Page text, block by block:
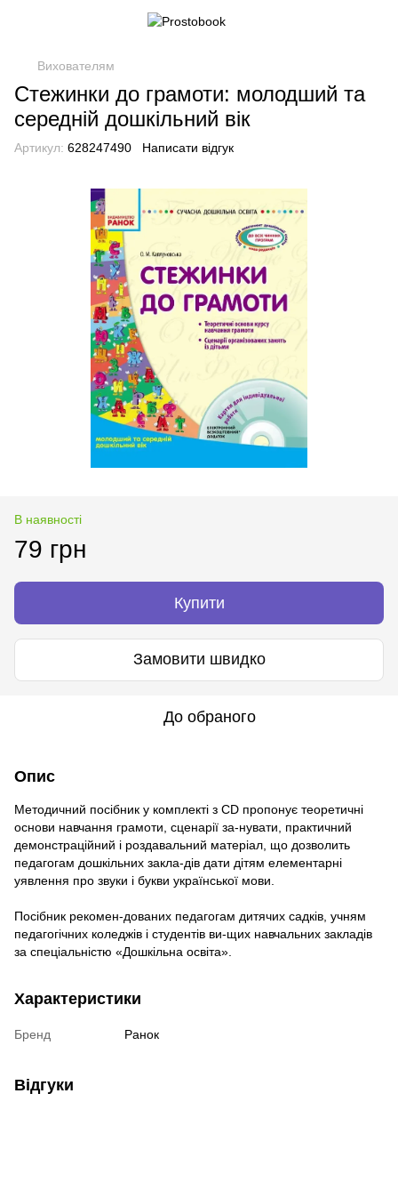
Вихователям
Стежинки до грамоти: молодший та
середній дошкільний вік
Артикул: 628247490 Написати відгук
В наявності
79 грн
Купити
Замовити швидко
До обраного
Опис
Методичний посібник у комплекті з CD пропонує теоретичні
основи навчання грамоти, сценарії за-нувати, практичний
демонстраційний і роздавальний матеріал, що дозволить
педагогам дошкільних закла-дів дати дітям елементарні
уявлення про звуки і букви української мови.
Посібник рекомен-дованих педагогам дитячих садків, учням
педагогічних коледжів і студентів ви-щих навчальних закладів
за спеціальністю «Дошкільна освіта».
Характеристики
Бренд Ранок
Відгуки